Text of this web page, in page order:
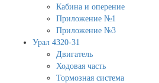
Кабина и оперение
Приложение №1
Приложение №3
Урал 4320-31
Двигатель
Ходовая часть
Тормозная система